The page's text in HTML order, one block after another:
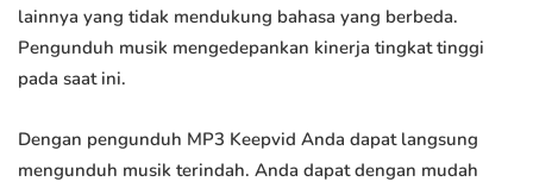
lainnya yang tidak mendukung bahasa yang berbeda.
Pengunduh musik mengedepankan kinerja tingkat tinggi
pada saat ini.
Dengan pengunduh MP3 Keepvid Anda dapat langsung
mengunduh musik terindah. Anda dapat dengan mudah